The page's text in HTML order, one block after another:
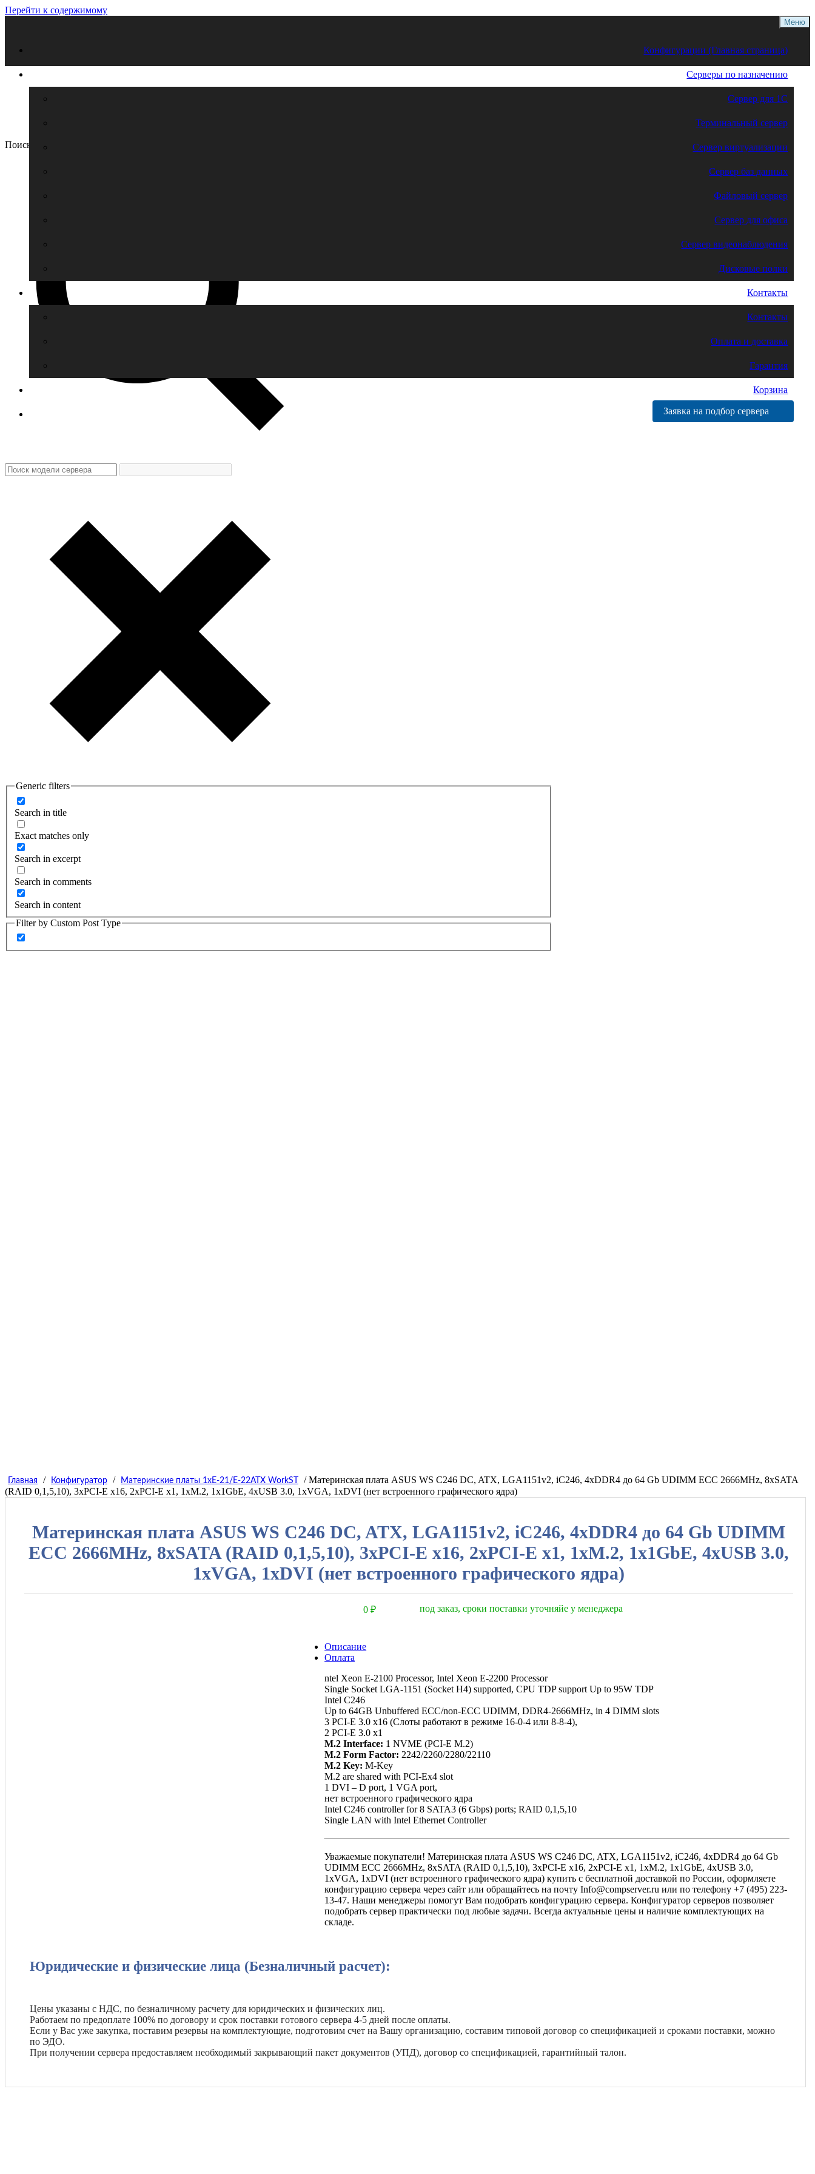
Перейти к содержимому
Меню
Конфигурации (Главная страница)
Серверы по назначению
Сервер для 1С
Терминальный сервер
Сервер виртуализации
Сервер баз данных
Файловый сервер
Сервер для офиса
Сервер видеонаблюдения
Дисковые полки
Контакты
Контакты
Оплата и доставка
Гарантия
Корзина
Заявка на подбор сервера
Поиск
Generic filters
Search in title
Exact matches only
Search in excerpt
Search in comments
Search in content
Filter by Custom Post Type
Главная / Конфигуратор / Материнские платы 1xE-21/E-22ATX WorkST
/ Материнская плата ASUS WS C246 DC, ATX, LGA1151v2, iC246, 4xDDR4 до 64 Gb UDIMM ECC 2666MHz, 8xSATA
(RAID 0,1,5,10), 3xPCI-E x16, 2xPCI-E x1, 1хM.2, 1x1GbE, 4xUSB 3.0, 1xVGA, 1xDVI (нет встроенного графического ядра)
Материнская плата ASUS WS C246 DC, ATX, LGA1151v2, iC246, 4xDDR4 до 64 Gb UDIMM
ECC 2666MHz, 8xSATA (RAID 0,1,5,10), 3xPCI-E x16, 2xPCI-E x1, 1хM.2, 1x1GbE, 4xUSB 3.0,
1xVGA, 1xDVI (нет встроенного графического ядра)
0 ₽ под заказ, сроки поставки уточняйе у менеджера
Описание
Оплата
ntel Xeon E-2100 Processor, Intel Xeon E-2200 Processor
Single Socket LGA-1151 (Socket H4) supported, CPU TDP support Up to 95W TDP
Intel C246
Up to 64GB Unbuffered ECC/non-ECC UDIMM, DDR4-2666MHz, in 4 DIMM slots
3 PCI-E 3.0 x16 (Слоты работают в режиме 16-0-4 или 8-8-4),
2 PCI-E 3.0 x1
M.2 Interface: 1 NVME (PCI-E M.2)
M.2 Form Factor: 2242/2260/2280/22110
M.2 Key: M-Key
M.2 are shared with PCI-Ex4 slot
1 DVI – D port, 1 VGA port,
нет встроенного графического ядра
Intel C246 controller for 8 SATA3 (6 Gbps) ports; RAID 0,1,5,10
Single LAN with Intel Ethernet Controller
Уважаемые покупатели! Материнская плата ASUS WS C246 DC, ATX, LGA1151v2, iC246, 4xDDR4 до 64 Gb
UDIMM ECC 2666MHz, 8xSATA (RAID 0,1,5,10), 3xPCI-E x16, 2xPCI-E x1, 1хM.2, 1x1GbE, 4xUSB 3.0,
1xVGA, 1xDVI (нет встроенного графического ядра) купить с бесплатной доставкой по России, оформляете
конфигурацию сервера через сайт или обращайтесь на почту Info@compserver.ru или по телефону +7 (495) 223-
13-47. Наши менеджеры помогут Вам подобрать конфигурацию сервера. Конфигуратор серверов позволяет
подобрать сервер практически под любые задачи. Всегда актуальные цены и наличие комплектующих на
складе.
Юридические и физические лица (Безналичный расчет):
Цены указаны с НДС, по безналичному расчету для юридических и физических лиц.
Работаем по предоплате 100% по договору и срок поставки готового сервера 4-5 дней после оплаты.
Если у Вас уже закупка, поставим резервы на комплектующие, подготовим счет на Вашу организацию, составим типовой договор со спецификацией и сроками поставки, можно
по ЭДО.
При получении сервера предоставляем необходимый закрывающий пакет документов (УПД), договор со спецификацией, гарантийный талон.